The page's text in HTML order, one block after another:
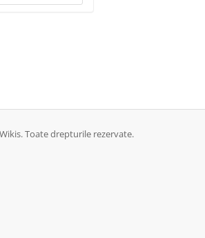
Toate drepturile rezervate.